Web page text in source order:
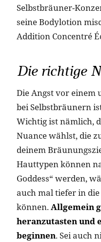
Selbstbräuner-
seine Bodylotion
Addition Concentré
Die richtige
Die Angst vor einem
bei Selbstbräunern
Wichtig ist nämlich,
Nuance wählst, die
deinem
Hauttypen können
Goddess“ werden,
auch mal tiefer in
können. Allgemein
heranzutasten und
beginnen. Sei auch